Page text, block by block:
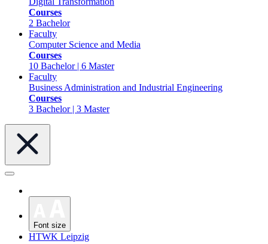
Courses
2 Bachelor
Faculty
Computer Science and Media
Courses
10 Bachelor | 6 Master
Faculty
Business Administration and Industrial Engineering
Courses
3 Bachelor | 3 Master
Font size
HTWK Leipzig